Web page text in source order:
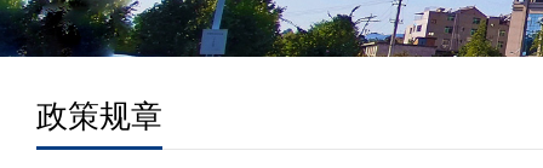
政策规章